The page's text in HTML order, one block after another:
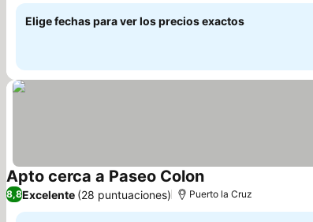
Elige fechas para ver los precios exactos
Apto cerca a Paseo Colon
8,8Excelente (28 puntuaciones) Puerto la Cruz